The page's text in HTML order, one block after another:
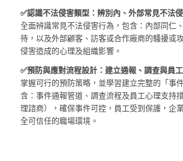
✅認識不法侵害類型：辨別內、外部常見不法
全面辨識常見不法侵害行為，包含：內部同仁
待，以及外部顧客、訪客或合作廠商的騷擾或
侵害造成的心理及組織影響。
✅預防與應對流程設計：建立通報、調查與員
掌握可行的預防策略，並學習建立完整的「事
含：事件通報管道、調查流程及員工心理支持
理諮商），確保事件可控，員工受到保護，企
全可信任的職場環境。